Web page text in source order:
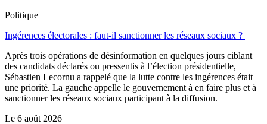
Politique
Ingérences électorales : faut-il sanctionner les réseaux sociaux ?
Après trois opérations de désinformation en quelques jours ciblant
des candidats déclarés ou pressentis à l’élection présidentielle,
Sébastien Lecornu a rappelé que la lutte contre les ingérences était
une priorité. La gauche appelle le gouvernement à en faire plus et à
sanctionner les réseaux sociaux participant à la diffusion.
Le 6 août 2026